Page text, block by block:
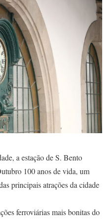
a estação de S. Bento
100 anos de vida, um
principais atrações da cidade
ferroviárias mais bonitas do